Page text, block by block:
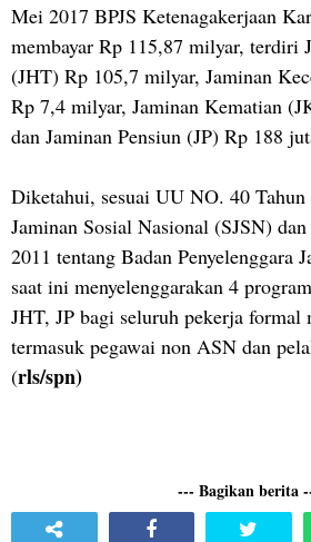
Mei 2017 BPJS Ketenagakerjaan
membayar Rp 115,87 milyar, terdiri
(JHT) Rp 105,7 milyar, Jaminan
Rp 7,4 milyar, Jaminan Kematian
dan Jaminan Pensiun (JP) Rp 188
Diketahui, sesuai UU NO. 40 Tahun
Jaminan Sosial Nasional (SJSN)
2011 tentang Badan Penyelenggara
saat ini menyelenggarakan 4
JHT, JP bagi seluruh pekerja formal
termasuk pegawai non ASN dan
(rls/spn)
--- Bagikan berita